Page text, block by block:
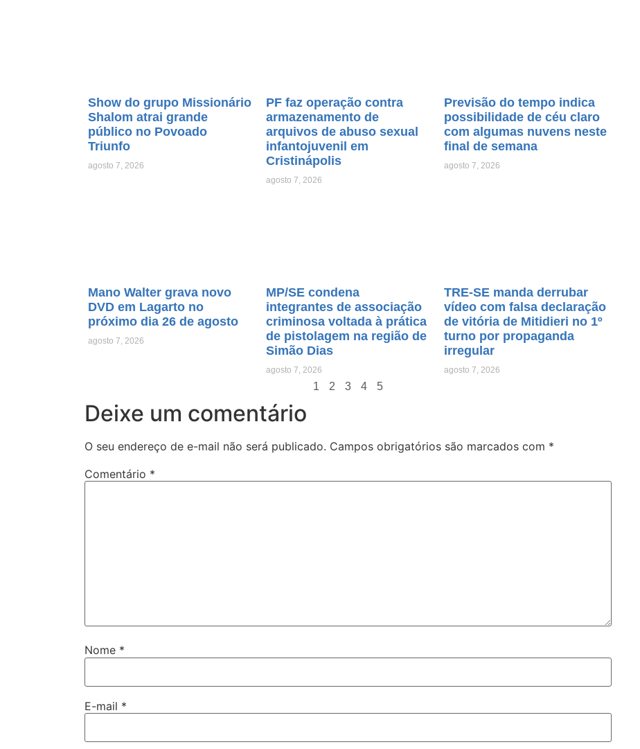
Show do grupo Missionário
Shalom atrai grande
público no Povoado
Triunfo
agosto 7, 2026
PF faz operação contra
armazenamento de
arquivos de abuso sexual
infantojuvenil em
Cristinápolis
agosto 7, 2026
Previsão do tempo indica
possibilidade de céu claro
com algumas nuvens neste
final de semana
agosto 7, 2026
Mano Walter grava novo
DVD em Lagarto no
próximo dia 26 de agosto
agosto 7, 2026
MP/SE condena
integrantes de associação
criminosa voltada à prática
de pistolagem na região de
Simão Dias
agosto 7, 2026
TRE-SE manda derrubar
vídeo com falsa declaração
de vitória de Mitidieri no 1º
turno por propaganda
irregular
agosto 7, 2026
1 2 3 4 5
Deixe um comentário
O seu endereço de e-mail não será publicado. Campos obrigatórios são marcados com *
Comentário *
Nome *
E-mail *